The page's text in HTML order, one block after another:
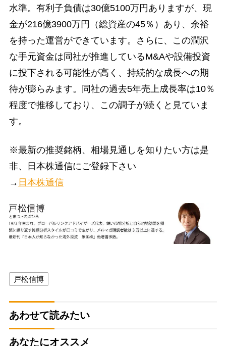
水準。有利子負債は30億5100万円ありますが、現
金が216億3900万円（総資産の45％）あり、余裕
を持った運営ができています。さらに、この潤沢
な手元資金は同社が推進しているM&Aや設備投資
に投下される可能性が高く、持続的な成長への期
待が膨らみます。同社の過去5年売上成長率は10％
程度で推移しており、この調子が続くと見ていま
す。
※最新の推奨銘柄、相場見通しを知りたい方は是
非、日本株通信にご登録下さい
→ 日本株通信
戸松信博
あわせて読みたい
あなたにオススメ